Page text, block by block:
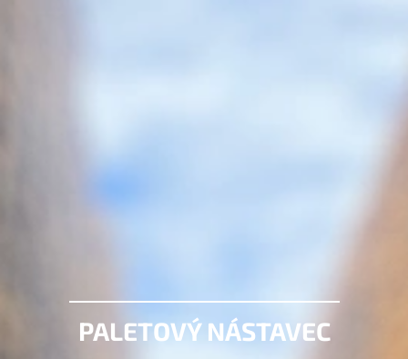
PALETOVÝ NÁSTAVEC